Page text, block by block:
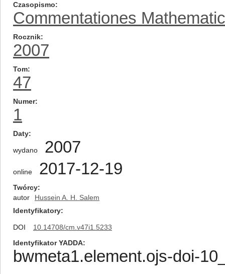
Czasopismo
Commentationes
Rocznik
2007
Tom
47
Numer
1
Daty
wydano 2007
online 2017-12-19
Twórcy
autor
Hussein A. H. Salem
Identyfikatory
DOI
10.14708/cm.v47i1.5233
Identyfikator YADDA
bwmeta1.element.ojs-doi-